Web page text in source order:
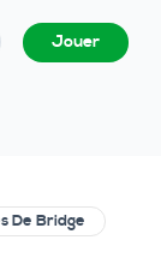
Jouer
De Bridge